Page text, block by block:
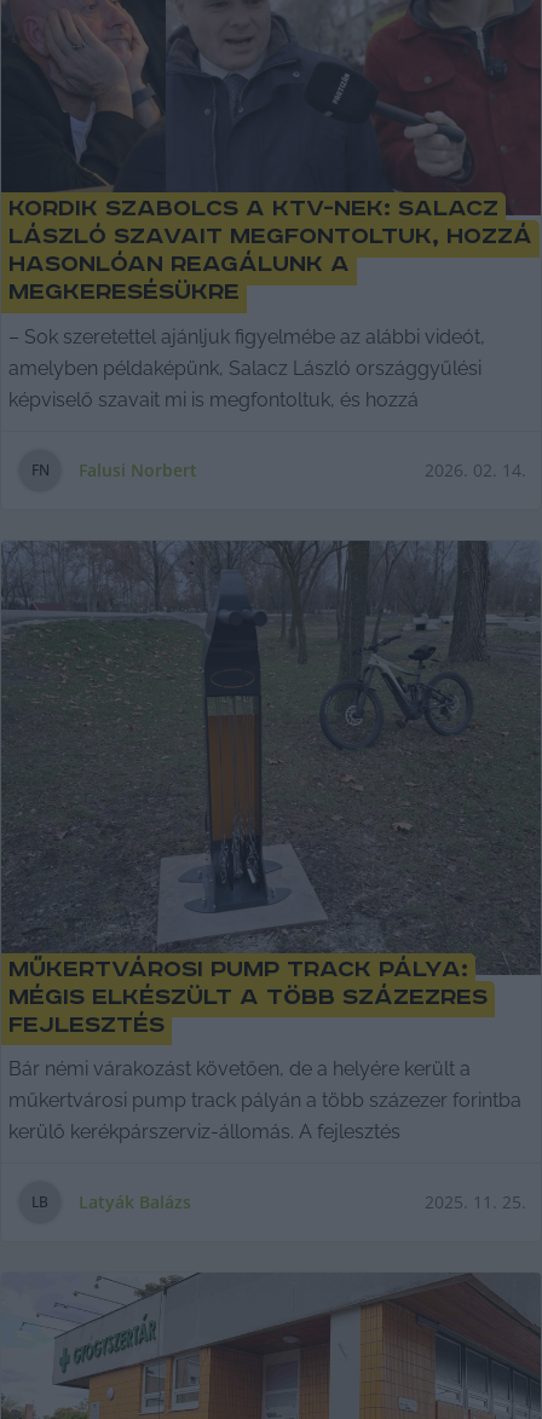
Kordik Szabolcs a KTV-nek: Salacz
László szavait megfontoltuk, hozzá
hasonlóan reagálunk a
megkeresésükre
– Sok szeretettel ajánljuk figyelmébe az alábbi videót,
amelyben példaképünk, Salacz László országgyűlési
képviselő szavait mi is megfontoltuk, és hozzá
FN Falusi Norbert 2026. 02. 14.
Műkertvárosi pump track pálya:
mégis elkészült a több százezres
fejlesztés
Bár némi várakozást követően, de a helyére került a
műkertvárosi pump track pályán a több százezer forintba
kerülő kerékpárszerviz-állomás. A fejlesztés
LB Latyák Balázs 2025. 11. 25.